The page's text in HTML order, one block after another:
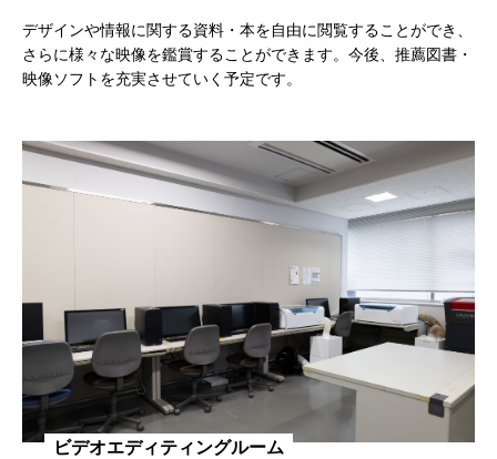
デザインや情報に関する資料・本を自由に閲覧することができ、
さらに様々な映像を鑑賞することができます。今後、推薦図書・
映像ソフトを充実させていく予定です。
ビデオエディティングルーム